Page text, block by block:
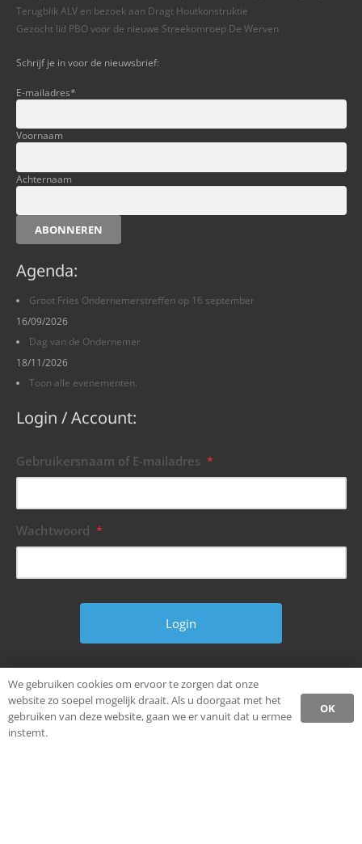
Terugblik ALV en bezoek aan Dragt Houtkonstruktie
Gezocht lid PBO voor de nieuwe Streekomroep De Werven
Schrijf je in voor de nieuwsbrief:
E-mailadres*
Voornaam
Achternaam
ABONNEREN
Agenda:
Groot Fries Ondernemerstreffen op 16 september
16/09/2026
Dag van de Ondernemer
18/11/2026
Toon alle evenementen.
Login / Account:
Gebruikersnaam of E-mailadres *
Wachtwoord *
Wachtwoord vergeten?
We gebruiken cookies om ervoor te zorgen dat onze
website zo soepel mogelijk draait. Als u doorgaat met het
gebruiken van deze website, gaan we er vanuit dat u ermee
instemt.
OK